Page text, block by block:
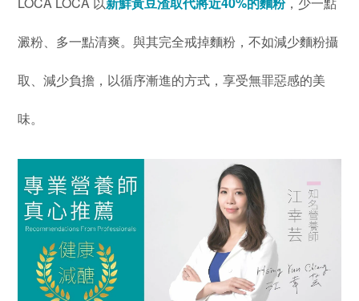
澱粉、多一點清爽。與其完全戒掉麵粉，不如減少麵粉攝
取、減少負擔，以循序漸進的方式，享受無罪惡感的美
味。